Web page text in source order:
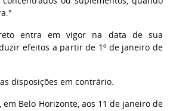
entra em vigor na data de sua
efeitos a partir de 1º de janeiro de
disposições em contrário.
em Belo Horizonte, aos 11 de janeiro de